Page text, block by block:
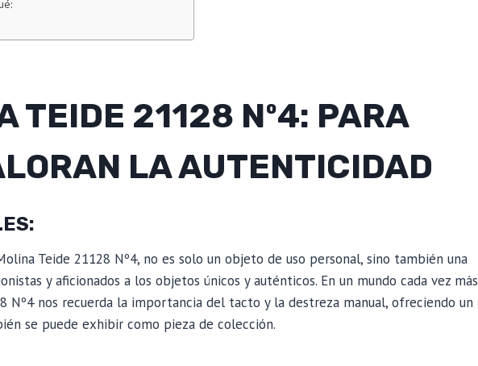
TEIDE 21128 Nº4: PARA
LA AUTENTICIDAD
Teide 21128 Nº4, no es solo un objeto de uso personal, sino también una
y aficionados a los objetos únicos y auténticos. En un mundo cada vez más
Nº4 nos recuerda la importancia del tacto y la destreza manual, ofreciendo un
se puede exhibir como pieza de colección.